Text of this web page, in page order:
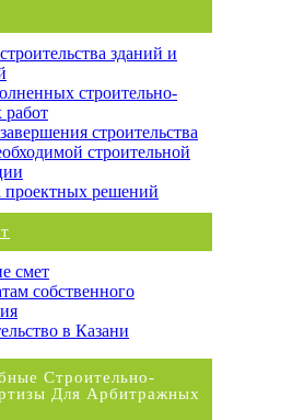
зданий и
строительно-
строительства
строительной
проектных решений
смет
собственного
в Казани
Строительно-
Для Арбитражных